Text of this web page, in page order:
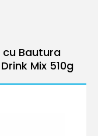
Bautura
Mix 510g